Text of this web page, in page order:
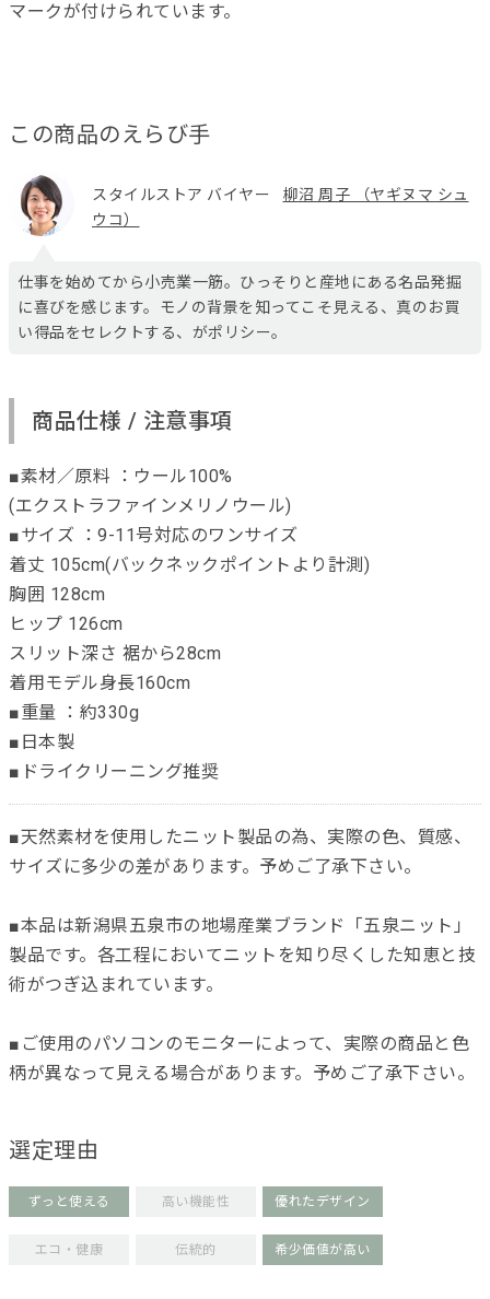
マークが付けられています。
この商品のえらび手
スタイルストア バイヤー
柳沼 周子 （ヤギヌマ シュ
ウコ）
仕事を始めてから小売業一筋。ひっそりと産地にある名品発掘
に喜びを感じます。モノの背景を知ってこそ見える、真のお買
い得品をセレクトする、がポリシー。
商品仕様 / 注意事項
■素材／原料 ：ウール100%
(エクストラファインメリノウール)
■サイズ ：9-11号対応のワンサイズ
着丈 105cm(バックネックポイントより計測)
胸囲 128cm
ヒップ 126cm
スリット深さ 裾から28cm
着用モデル身長160cm
■重量 ：約330g
■日本製
■ドライクリーニング推奨
■天然素材を使用したニット製品の為、実際の色、質感、
サイズに多少の差があります。予めご了承下さい。
■本品は新潟県五泉市の地場産業ブランド「五泉ニット」
製品です。各工程においてニットを知り尽くした知恵と技
術がつぎ込まれています。
■ご使用のパソコンのモニターによって、実際の商品と色
柄が異なって見える場合があります。予めご了承下さい。
選定理由
ずっと使える 高い機能性 優れたデザイン
エコ・健康 伝統的 希少価値が高い